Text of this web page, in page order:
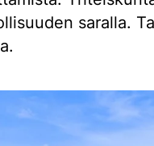
saralla.